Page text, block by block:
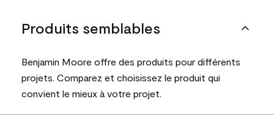
Produits semblables
Benjamin Moore offre des produits pour différents
projets. Comparez et choisissez le produit qui
convient le mieux à votre projet.